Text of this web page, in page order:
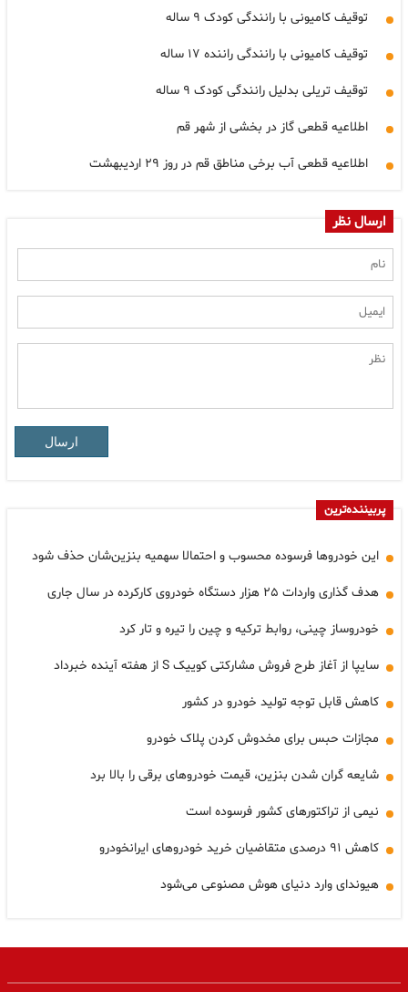
توقیف کامیونی با رانندگی کودک ۹ ساله
توقیف کامیونی با رانندگی راننده ۱۷ ساله
توقیف تریلی بدلیل رانندگی کودک ۹ ساله
اطلاعیه قطعی گاز در بخشی از شهر قم
اطلاعیه قطعی آب برخی مناطق قم در روز ۲۹ اردیبهشت
ارسال نظر
ارسال
پربیننده‌ترین
این خودروها فرسوده محسوب و احتمالا سهمیه بنزین‌شان حذف شود
هدف گذاری واردات ۲۵ هزار دستگاه خودروی کارکرده در سال جاری
خودروساز چینی، روابط ترکیه و چین را تیره و تار کرد
سایپا از آغاز طرح فروش مشارکتی کوییک S از هفته آینده خبرداد
کاهش قابل توجه تولید خودرو در کشور
مجازات حبس برای مخدوش کردن پلاک خودرو
شایعه گران شدن بنزین، قیمت خودروهای برقی را بالا برد
نیمی از تراکتورهای کشور فرسوده است
کاهش ۹۱ درصدی متقاضیان خرید خودروهای ایرانخودرو
هیوندای وارد دنیای هوش مصنوعی می‌شود